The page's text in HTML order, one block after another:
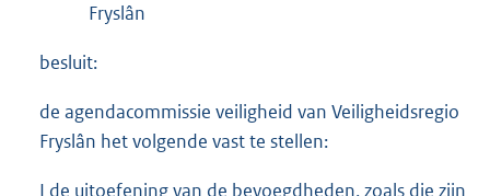
Fryslân
besluit:
de agendacommissie veiligheid van Veiligheidsregio
Fryslân het volgende vast te stellen:
I de uitoefening van de bevoegdheden, zoals die zijn